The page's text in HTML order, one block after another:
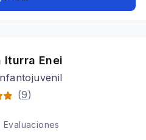
Iturra Enei
(9)
Evaluaciones